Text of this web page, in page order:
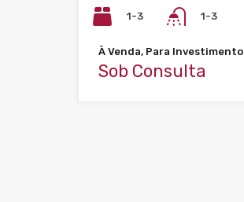
1-3
1-3
À Venda, Para Investimento
Sob Consulta